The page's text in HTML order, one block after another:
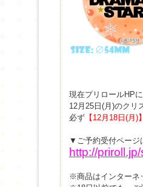
現在プリロールHP
12月25日(月)のクリ
必ず 【12月18日(月)】
▼ご予約受付ページ
http://
※商品はインターネ